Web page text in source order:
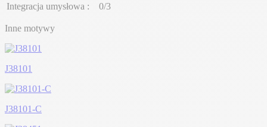
Integracja umysłowa :
0/3
Inne motywy
J38101
J38101-C